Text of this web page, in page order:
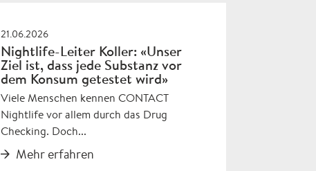
21.06.2026
Nightlife-Leiter Koller: «Unser
Ziel ist, dass jede Substanz vor
dem Konsum getestet wird»
Viele Menschen kennen CONTACT
Nightlife vor allem durch das Drug
Checking. Doch...
Mehr erfahren